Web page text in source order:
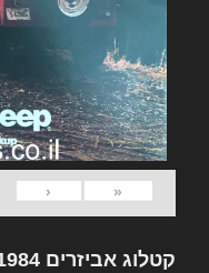
«
‹
קטלוג אביזרים Jeep 1984